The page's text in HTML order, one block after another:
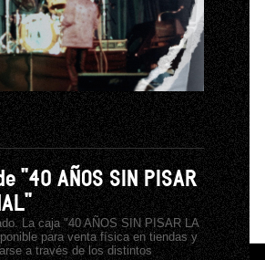
"40 AÑOS SIN PISAR
La caja "40 AÑOS SIN PISAR LA
para venta física en tiendas y
a través de los distintos